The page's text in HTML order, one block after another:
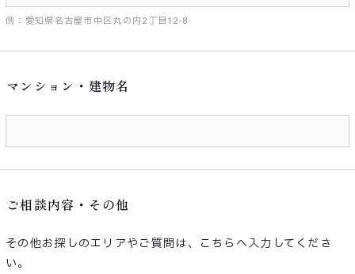
例：愛知県名古屋市中区丸の内2丁目12-8
マンション・建物名
ご相談内容・その他
その他お探しのエリアやご質問は、こちらへ入力してくださ
い。